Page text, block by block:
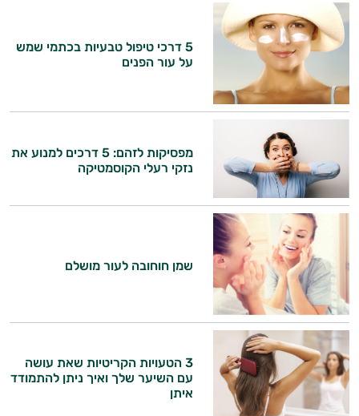
5 דרכי טיפול טבעיות בכתמי שמש
על עור הפנים
מפסיקות לזהם: 5 דרכים למנוע את
נזקי רעלי הקוסמטיקה
שמן חוחובה לעור מושלם
3 הטעויות הקריטיות שאת עושה
עם השיער שלך ואיך ניתן להתמודד
איתן
היי,
אני יועץ הבריאות האישי AI של טבע בריא.
התשובות שלי מבוססות על מאגרי מידע קליניים
וספרות מקצועית בתחומי הרפואה הטבעית
ותזונת הספורט.
אני כאן כדי לעזור לך להתאים את תוספי
התזונה ומוצרי הבריאות המדויקים למטרות
ולמצב הגופני שלך, ולהסביר לך אילו רכיבים
עובדים יחד כדי למקסם תוצאות גם בחיי היום
יום וגם בתחום הכושר והספורט.
המטרה שלי היא להתאים עבורך המלצות
אישיות מבוססות מדעית.